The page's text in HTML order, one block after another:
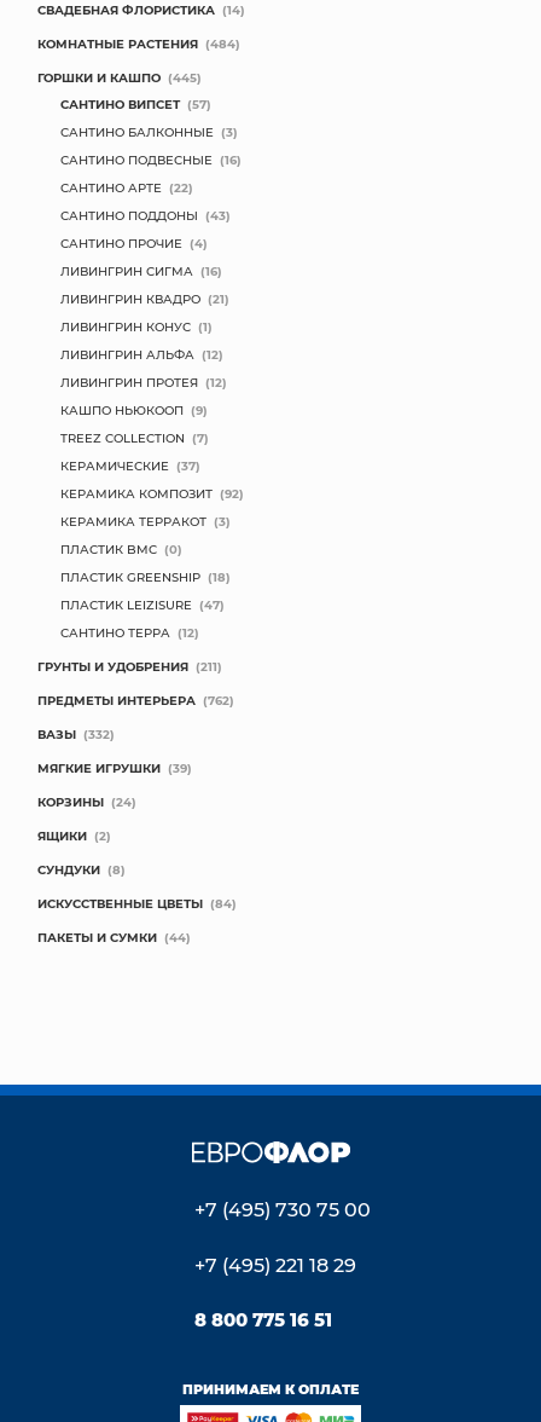
СВАДЕБНАЯ ФЛОРИСТИКА (14)
КОМНАТНЫЕ РАСТЕНИЯ (484)
ГОРШКИ И КАШПО (445)
САНТИНО ВИПСЕТ (57)
САНТИНО БАЛКОННЫЕ (3)
САНТИНО ПОДВЕСНЫЕ (16)
САНТИНО АРТЕ (22)
САНТИНО ПОДДОНЫ (43)
САНТИНО ПРОЧИЕ (4)
ЛИВИНГРИН СИГМА (16)
ЛИВИНГРИН КВАДРО (21)
ЛИВИНГРИН КОНУС (1)
ЛИВИНГРИН АЛЬФА (12)
ЛИВИНГРИН ПРОТЕЯ (12)
КАШПО НЬЮКООП (9)
TREEZ COLLECTION (7)
КЕРАМИЧЕСКИЕ (37)
КЕРАМИКА КОМПОЗИТ (92)
КЕРАМИКА ТЕРРАКОТ (3)
ПЛАСТИК BMC (0)
ПЛАСТИК GREENSHIP (18)
ПЛАСТИК LEIZISURE (47)
САНТИНО ТЕРРА (12)
ГРУНТЫ И УДОБРЕНИЯ (211)
ПРЕДМЕТЫ ИНТЕРЬЕРА (762)
ВАЗЫ (332)
МЯГКИЕ ИГРУШКИ (39)
КОРЗИНЫ (24)
ЯЩИКИ (2)
СУНДУКИ (8)
ИСКУССТВЕННЫЕ ЦВЕТЫ (84)
ПАКЕТЫ И СУМКИ (44)
+7 (495) 730 75 00
+7 (495) 221 18 29
8 800 775 16 51
ПРИНИМАЕМ К ОПЛАТЕ